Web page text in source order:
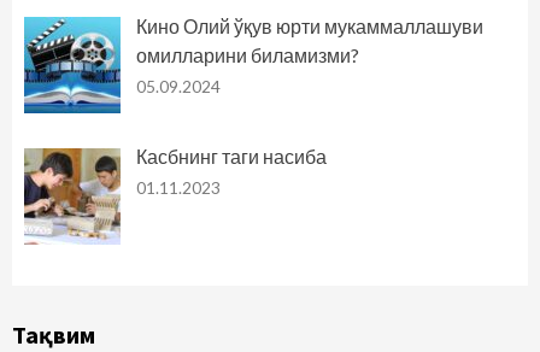
Кино Олий ўқув юрти мукаммаллашуви
омилларини биламизми?
05.09.2024
Касбнинг таги насиба
01.11.2023
Тақвим